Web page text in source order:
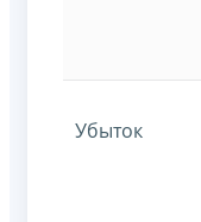
Убыток